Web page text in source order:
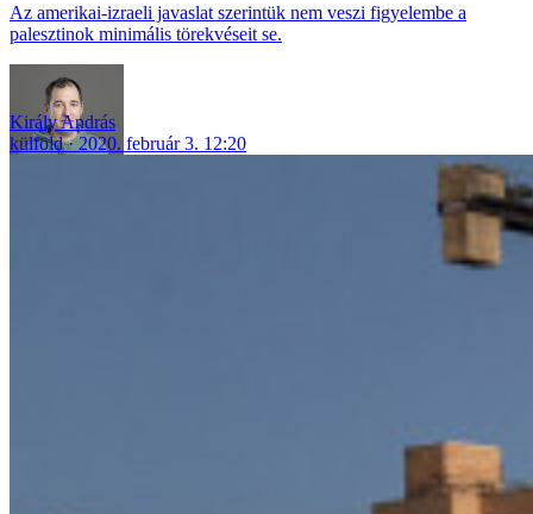
Az amerikai-izraeli javaslat szerintük nem veszi figyelembe a
palesztinok minimális törekvéseit se.
Király András
külföld
2020. február 3. 12:20